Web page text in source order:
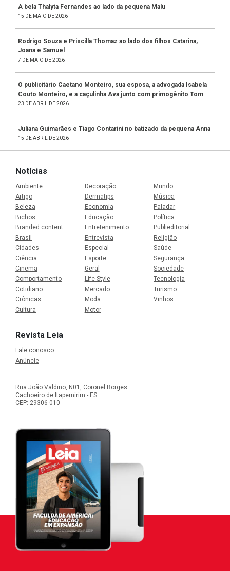
A bela Thalyta Fernandes ao lado da pequena Malu
15 DE MAIO DE 2026
Rodrigo Souza e Priscilla Thomaz ao lado dos filhos Catarina,
Joana e Samuel
7 DE MAIO DE 2026
O publicitário Caetano Monteiro, sua esposa, a advogada Isabela
Couto Monteiro, e a caçulinha Ava junto com primogênito Tom
23 DE ABRIL DE 2026
Juliana Guimarães e Tiago Contarini no batizado da pequena Anna
15 DE ABRIL DE 2026
Notícias
Ambiente
Artigo
Beleza
Bichos
Branded content
Brasil
Cidades
Ciência
Cinema
Comportamento
Cotidiano
Crônicas
Cultura
Decoração
Dermatips
Economia
Educação
Entretenimento
Entrevista
Especial
Esporte
Geral
Life Style
Mercado
Moda
Motor
Mundo
Música
Paladar
Política
Publieditorial
Religião
Saúde
Segurança
Sociedade
Tecnologia
Turismo
Vinhos
Revista Leia
Fale conosco
Anúncie
Rua João Valdino, N01, Coronel Borges
Cachoeiro de Itapemirim - ES
CEP: 29306-010